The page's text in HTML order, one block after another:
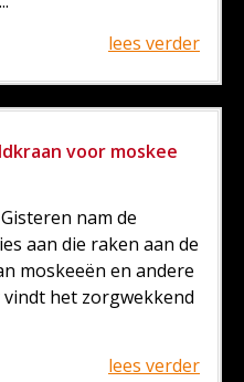
lees verder
voor moskee
nam de
aan die raken aan de
moskeeën en andere
vindt het zorgwekkend
lees verder